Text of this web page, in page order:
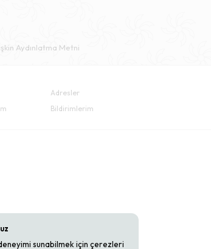
Aydınlatma Metni
Adresler
Bildirimlerim
sunabilmek için çerezleri